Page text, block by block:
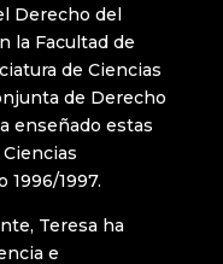
Derecho del
la Facultad de
de Ciencias
de Derecho
enseñado estas
1997.
Teresa ha
e